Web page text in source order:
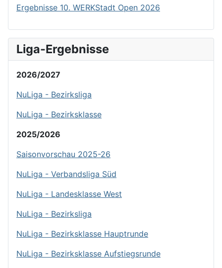
Ergebnisse 10. WERKStadt Open 2026
Liga-Ergebnisse
2026/2027
NuLiga - Bezirksliga
NuLiga - Bezirksklasse
2025/2026
Saisonvorschau 2025-26
NuLiga - Verbandsliga Süd
NuLiga - Landesklasse West
NuLiga - Bezirksliga
NuLiga - Bezirksklasse Hauptrunde
NuLiga - Bezirksklasse Aufstiegsrunde